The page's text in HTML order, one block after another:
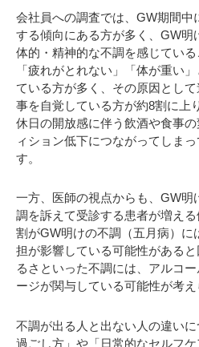
会社員への調査では、GW期間中
する傾向にある方が多く、GW明
体的・精神的な不調を感じてい
「疲れがとれない」「体が重い
ている方が多く、その原因とし
事を自覚している方が約8割に上
休日の開放感に伴う飲酒や食事
ィション低下につながってしま
す。
一方、医師の視点からも、GW明
調を訴えて受診する患者が増え
割がGW明けの不調（五月病）に
担が影響している可能性がある
るさといった不調には、アルコ
ージが関与している可能性が考え
不調が出る人と出ない人の違い
過ごし方」や「日常的なセルフ